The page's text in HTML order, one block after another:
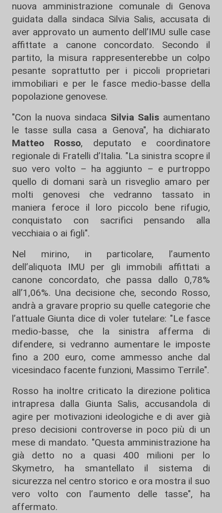
nuova amministrazione comunale di Genova
guidata dalla sindaca Silvia Salis, accusata di
aver approvato un aumento dell’IMU sulle case
affittate a canone concordato. Secondo il
partito, la misura rappresenterebbe un colpo
pesante soprattutto per i piccoli proprietari
immobiliari e per le fasce medio-basse della
popolazione genovese.
"Con la nuova sindaca Silvia Salis aumentano
le tasse sulla casa a Genova", ha dichiarato
Matteo Rosso, deputato e coordinatore
regionale di Fratelli d’Italia. "La sinistra scopre il
suo vero volto – ha aggiunto – e purtroppo
quello di domani sarà un risveglio amaro per
molti genovesi che vedranno tassato in
maniera feroce il loro piccolo bene rifugio,
conquistato con sacrifici pensando alla
vecchiaia o ai figli".
Nel mirino, in particolare, l’aumento
dell’aliquota IMU per gli immobili affittati a
canone concordato, che passa dallo 0,78%
all’1,06%. Una decisione che, secondo Rosso,
andrà a gravare proprio su quelle categorie che
l’attuale Giunta dice di voler tutelare: "Le fasce
medio-basse, che la sinistra afferma di
difendere, si vedranno aumentare le imposte
fino a 200 euro, come ammesso anche dal
vicesindaco facente funzioni, Massimo Terrile".
Rosso ha inoltre criticato la direzione politica
intrapresa dalla Giunta Salis, accusandola di
agire per motivazioni ideologiche e di aver già
preso decisioni controverse in poco più di un
mese di mandato. "Questa amministrazione ha
già detto no a quasi 400 milioni per lo
Skymetro, ha smantellato il sistema di
sicurezza nel centro storico e ora mostra il suo
vero volto con l’aumento delle tasse", ha
affermato.